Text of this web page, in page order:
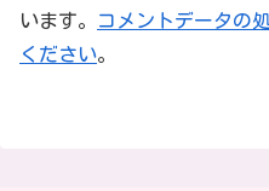
います。
コメントデータの
ください。